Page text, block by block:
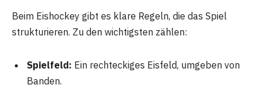
Beim Eishockey gibt es klare Regeln, die das Spiel
strukturieren. Zu den wichtigsten zählen:
Spielfeld: Ein rechteckiges Eisfeld, umgeben von
Banden.